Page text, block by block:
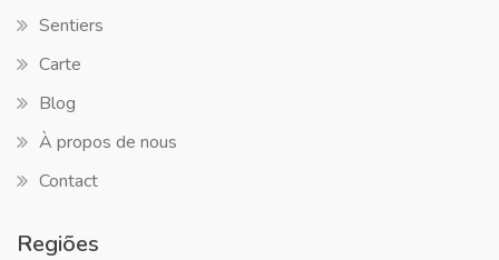
Sentiers
Carte
Blog
À propos de nous
Contact
Regiões